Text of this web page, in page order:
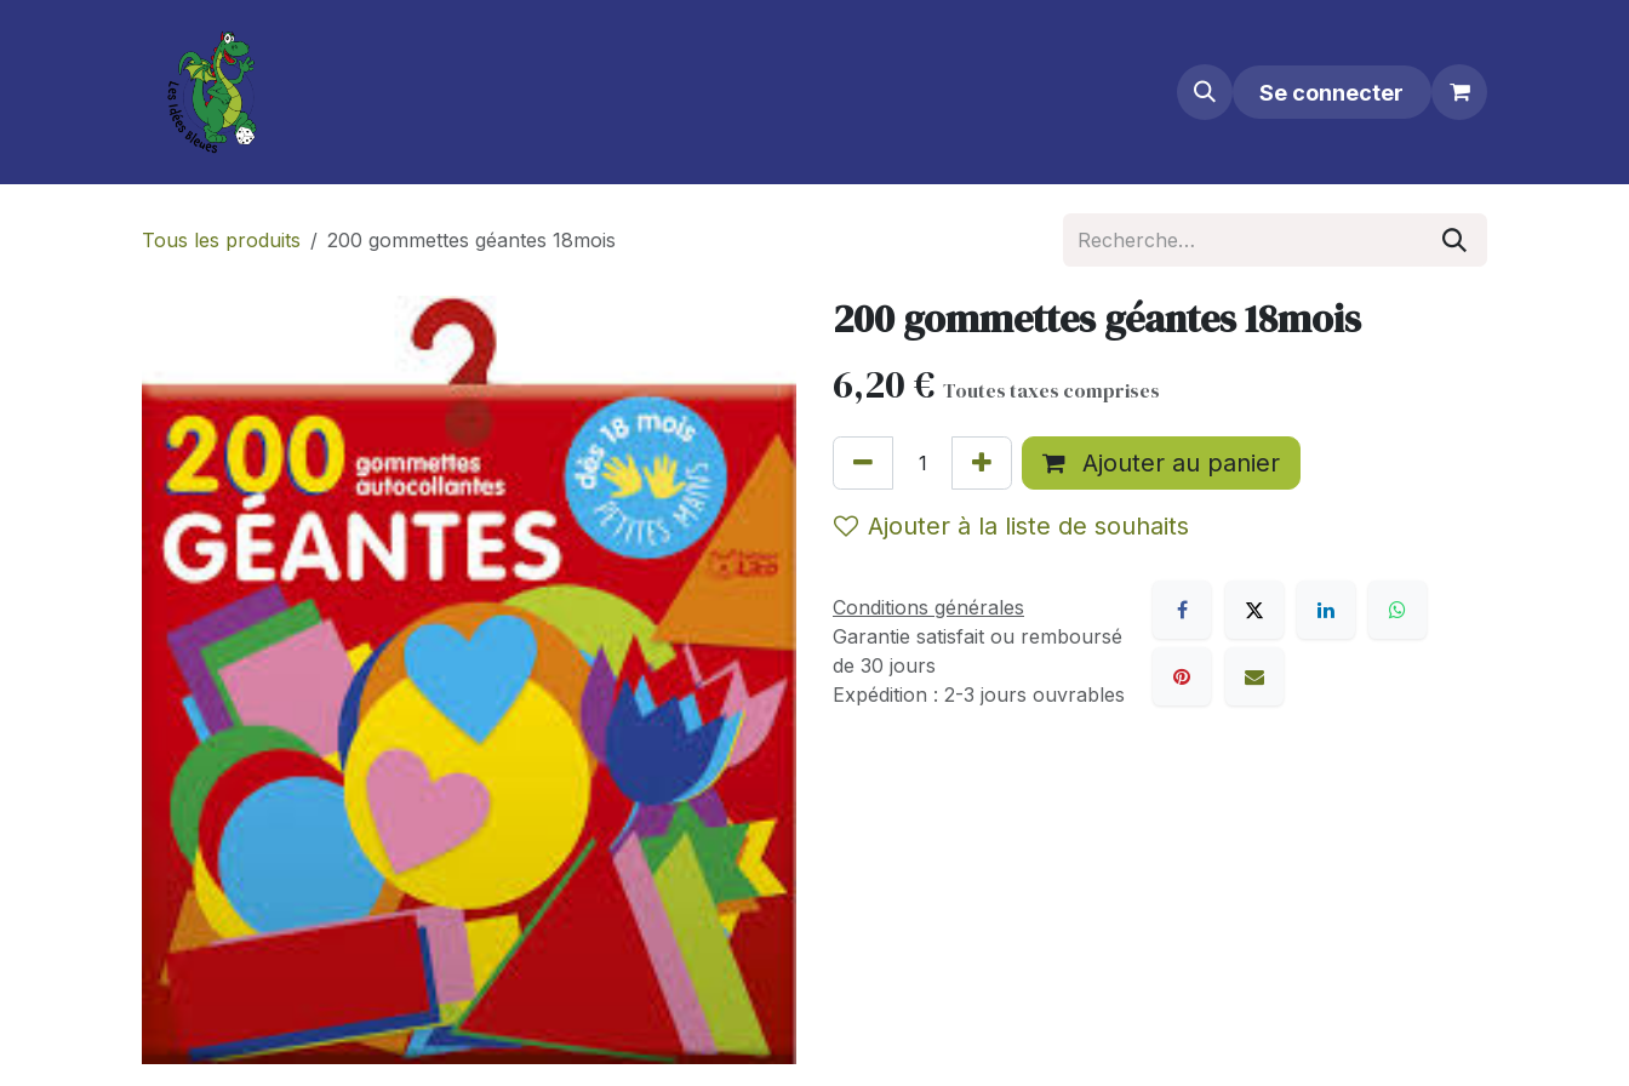
Se connecter
Tous les produits 200 gommettes géantes 18mois
200 gommettes géantes 18mois
6,20€ Toutes taxes comprises
Ajouter au panier
Ajouter à la liste de souhaits
Conditions générales
Garantie satisfait ou remboursé
de 30 jours
Expédition : 2-3 jours ouvrables